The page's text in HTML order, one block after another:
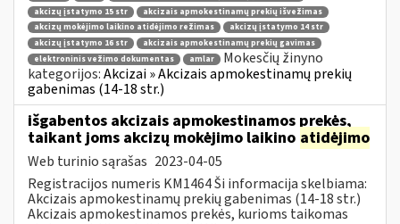
akcizų įstatymo 15 str
akcizais apmokestinamų prekių išvežimas
akcizų mokėjimo laikino atidėjimo režimas
akcizų įstatymo 14 str
akcizų įstatymo 16 str
akcizais apmokestinamų prekių gavimas
elektroninis vežimo dokumentas
amlar
Mokesčių žinyno
kategorijos:Akcizai » Akcizais apmokestinamų prekių
gabenimas (14-18 str.)
išgabentos akcizais apmokestinamos prekės,
taikant joms akcizų mokėjimo laikino atidėjimo
Web turinio sąrašas 2023-04-05
Registracijos numeris KM1464 Ši informacija skelbiama:
Akcizais apmokestinamų prekių gabenimas (14-18 str.)
Akcizais apmokestinamos prekės, kurioms taikomas